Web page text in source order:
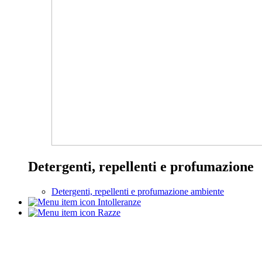
Detergenti, repellenti e profumazione
Detergenti, repellenti e profumazione ambiente
Intolleranze
Razze